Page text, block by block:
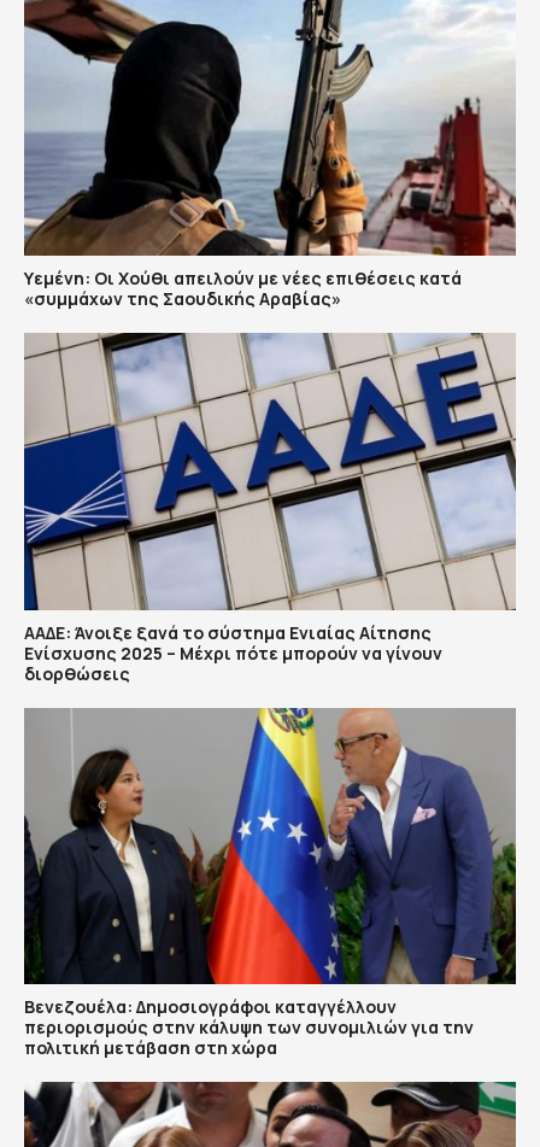
Υεμένη: Οι Χούθι απειλούν με νέες επιθέσεις κατά
«συμμάχων της Σαουδικής Αραβίας»
ΑΑΔΕ: Άνοιξε ξανά το σύστημα Ενιαίας Αίτησης
Ενίσχυσης 2025 – Μέχρι πότε μπορούν να γίνουν
διορθώσεις
Βενεζουέλα: Δημοσιογράφοι καταγγέλλουν
περιορισμούς στην κάλυψη των συνομιλιών για την
πολιτική μετάβαση στη χώρα